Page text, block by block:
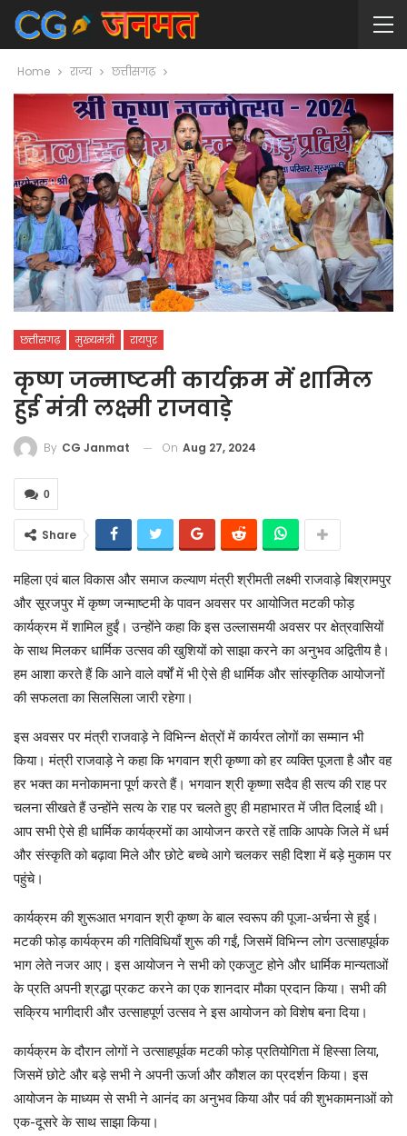
Home राज्य छत्तीसगढ़
छत्तीसगढ़ मुख्यमंत्री रायपुर
कृष्ण जन्माष्टमी कार्यक्रम में शामिल
हुई मंत्री लक्ष्मी राजवाड़े
By CG Janmat On Aug 27, 2024
0
Share
महिला एवं बाल विकास और समाज कल्याण मंत्री श्रीमती लक्ष्मी राजवाड़े बिश्रामपुर
और सूरजपुर में कृष्ण जन्माष्टमी के पावन अवसर पर आयोजित मटकी फोड़
कार्यक्रम में शामिल हुईं। उन्होंने कहा कि इस उल्लासमयी अवसर पर क्षेत्रवासियों
के साथ मिलकर धार्मिक उत्सव की खुशियों को साझा करने का अनुभव अद्वितीय है।
हम आशा करते हैं कि आने वाले वर्षों में भी ऐसे ही धार्मिक और सांस्कृतिक आयोजनों
की सफलता का सिलसिला जारी रहेगा।
इस अवसर पर मंत्री राजवाड़े ने विभिन्न क्षेत्रों में कार्यरत लोगों का सम्मान भी
किया। मंत्री राजवाड़े ने कहा कि भगवान श्री कृष्णा को हर व्यक्ति पूजता है और वह
हर भक्त का मनोकामना पूर्ण करते हैं। भगवान श्री कृष्णा सदैव ही सत्य की राह पर
चलना सीखते हैं उन्होंने सत्य के राह पर चलते हुए ही महाभारत में जीत दिलाई थी।
आप सभी ऐसे ही धार्मिक कार्यक्रमों का आयोजन करते रहें ताकि आपके जिले में धर्म
और संस्कृति को बढ़ावा मिले और छोटे बच्चे आगे चलकर सही दिशा में बड़े मुकाम पर
पहुंचे।
कार्यक्रम की शुरूआत भगवान श्री कृष्ण के बाल स्वरूप की पूजा-अर्चना से हुई।
मटकी फोड़ कार्यक्रम की गतिविधियाँ शुरू की गईं, जिसमें विभिन्न लोग उत्साहपूर्वक
भाग लेते नजर आए। इस आयोजन ने सभी को एकजुट होने और धार्मिक मान्यताओं
के प्रति अपनी श्रद्धा प्रकट करने का एक शानदार मौका प्रदान किया। सभी की
सक्रिय भागीदारी और उत्साहपूर्ण उत्सव ने इस आयोजन को विशेष बना दिया।
कार्यक्रम के दौरान लोगों ने उत्साहपूर्वक मटकी फोड़ प्रतियोगिता में हिस्सा लिया,
जिसमें छोटे और बड़े सभी ने अपनी ऊर्जा और कौशल का प्रदर्शन किया। इस
आयोजन के माध्यम से सभी ने आनंद का अनुभव किया और पर्व की शुभकामनाओं को
एक-दूसरे के साथ साझा किया।